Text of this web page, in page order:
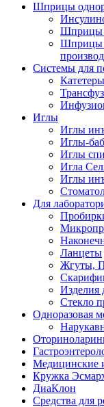
Шприцы
Шприцы
Шприцы
Системы для
Иглы
Иглы
Иглы-
Иглы
Игла
Иглы
Для
Ланцеты
Жгуты,
Изделия
Стекло
Одноразовая
Медицинские
Кружка
ДиаКлон
Средства для